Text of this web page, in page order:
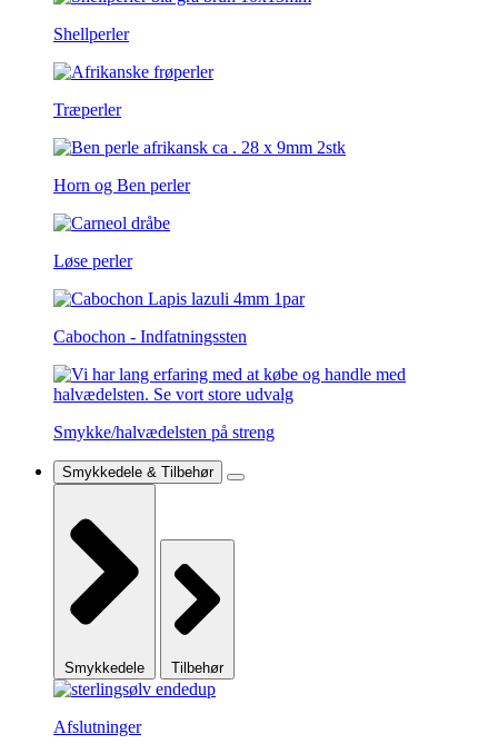
Shellperler
Træperler
Horn og Ben perler
Løse perler
Cabochon - Indfatningssten
Smykke/halvædelsten på streng
Smykkedele & Tilbehør
Smykkedele Tilbehør
Afslutninger